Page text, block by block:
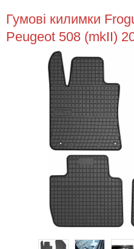
Гумові килимки
Peugeot 508 (mkII)